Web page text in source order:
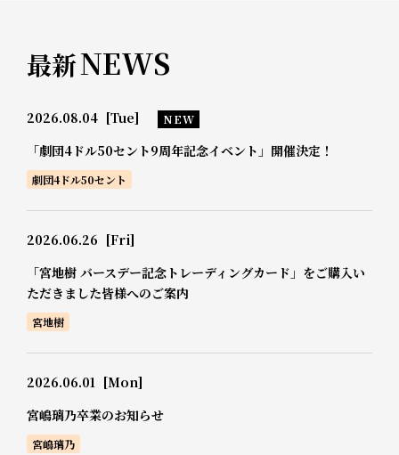
最新NEWS
2026.08.04 [Tue] NEW
「劇団4ドル50セント9周年記念イベント」開催決定！
劇団4ドル50セント
2026.06.26 [Fri]
「宮地樹 バースデー記念トレーディングカード」をご購入い
ただきました皆様へのご案内
宮地樹
2026.06.01 [Mon]
宮嶋璃乃卒業のお知らせ
宮嶋璃乃